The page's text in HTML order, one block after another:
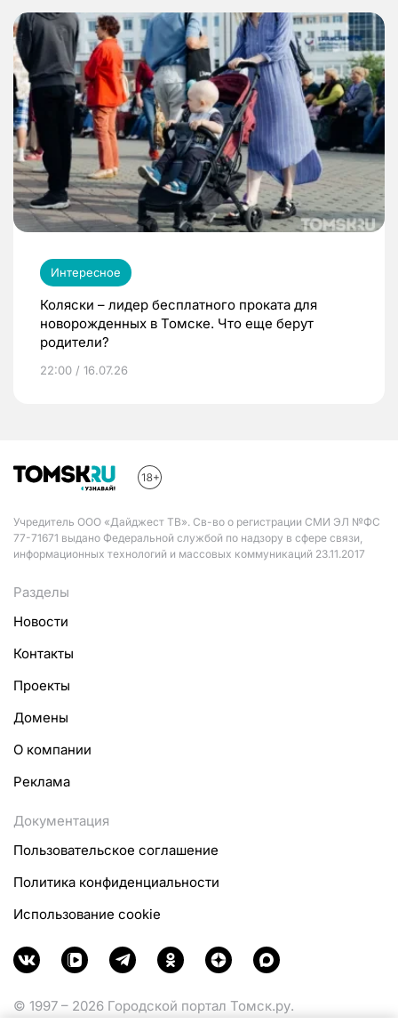
Интересное
Коляски – лидер бесплатного проката для
новорожденных в Томске. Что еще берут
родители?
22:00 / 16.07.26
Учредитель ООО «Дайджест ТВ». Св-во о регистрации СМИ ЭЛ №ФС
77-71671 выдано Федеральной службой по надзору в сфере связи,
информационных технологий и массовых коммуникаций 23.11.2017
Разделы
Новости
Контакты
Проекты
Домены
О компании
Реклама
Документация
Пользовательское соглашение
Политика конфиденциальности
Использование cookie
© 1997 – 2026 Городской портал Томск.ру.